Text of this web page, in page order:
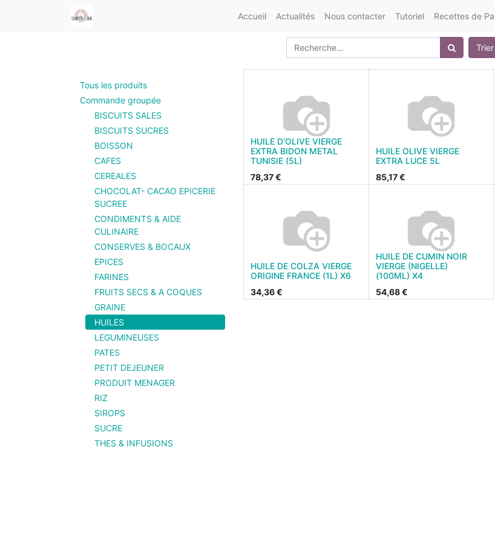
Accueil Actualités Nous contacter Tutoriel Recettes de
Tous les produits
Commande groupée
BISCUITS SALES
BISCUITS SUCRES
BOISSON
CAFES
CEREALES
CHOCOLAT- CACAO EPICERIE
SUCREE
CONDIMENTS & AIDE
CULINAIRE
CONSERVES & BOCAUX
EPICES
FARINES
FRUITS SECS & A COQUES
GRAINE
HUILES
LEGUMINEUSES
PATES
PETIT DEJEUNER
PRODUIT MENAGER
RIZ
SIROPS
SUCRE
THES & INFUSIONS
HUILE D'OLIVE VIERGE
EXTRA BIDON METAL
TUNISIE (5L)
78,37€
HUILE OLIVE VIERGE
EXTRA LUCE 5L
85,17€
HUILE DE COLZA VIERGE
ORIGINE FRANCE (1L) X6
34,36€
HUILE DE CUMIN NOIR
VIERGE (NIGELLE)
(100ML) X4
54,68€